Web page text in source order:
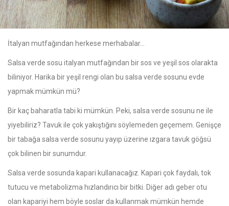
İtalyan mutfağından herkese merhabalar…
Salsa verde sosu italyan mutfağından bir sos ve yeşil sos olarakta
biliniyor. Harika bir yeşil rengi olan bu salsa verde sosunu evde
yapmak mümkün mü?
Bir kaç baharatla tabi ki mümkün. Peki, salsa verde sosunu ne ile
yiyebiliriz? Tavuk ile çok yakıştığını söylemeden geçemem. Genişçe
bir tabağa salsa verde sosunu yayıp üzerine ızgara tavuk göğsü
çok bilinen bir sunumdur.
Salsa verde sosunda kapari kullanacağız. Kapari çok faydalı, tok
tutucu ve metabolizma hızlandırıcı bir bitki. Diğer adı geber otu
olan kapariyi hem böyle soslar da kullanmak mümkün hemde